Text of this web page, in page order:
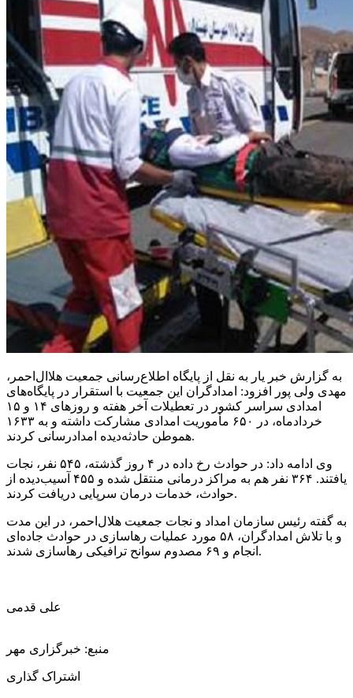
به گزارش خبر یار به نقل از پایگاه اطلاع‌رسانی جمعیت هلاال‌احمر ،
مهدی ولی پور افزود: امدادگران این جمعیت با استقرار در پایگاه‌های
امدادی سراسر کشور در تعطیلات آخر هفته و روزهای ۱۴ و ۱۵
خردادماه، در ۶۵۰ مأموریت امدادی مشارکت داشته و به ۱۶۳۳
هموطن حادثه‌دیده امدادرسانی کردند.
وی ادامه داد: در حوادث رخ داده در ۴ روز گذشته، ۵۴۵ نفر، نجات
یافتند. ۳۶۴ نفر هم به مراکز درمانی منتقل شده و ۴۵۵ آسیب‌دیده از
حوادث، خدمات درمان سرپایی دریافت کردند.
به گفته رئیس سازمان امداد و نجات جمعیت هلال‌احمر، در این مدت
و با تلاش امدادگران، ۵۸ مورد عملیات رهاسازی در حوادث جاده‌ای
انجام و ۶۹ مصدوم سوانح ترافیکی رهاسازی شدند.
علی قدمی
منبع: خبرگزاری مهر
اشتراک گذاری